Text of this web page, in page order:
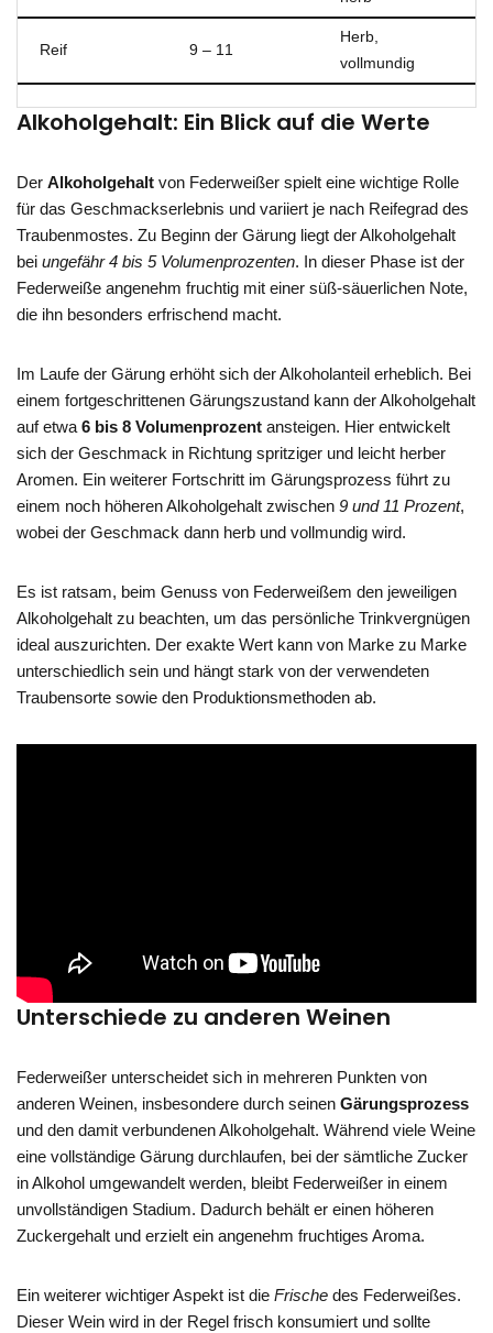
Reif 9 – 11
Herb,
vollmundig
Alkoholgehalt: Ein Blick auf die Werte
Der Alkoholgehalt von Federweißer spielt eine wichtige Rolle
für das Geschmackserlebnis und variiert je nach Reifegrad des
Traubenmostes. Zu Beginn der Gärung liegt der Alkoholgehalt
bei ungefähr 4 bis 5 Volumenprozenten. In dieser Phase ist der
Federweiße angenehm fruchtig mit einer süß-säuerlichen Note,
die ihn besonders erfrischend macht.
Im Laufe der Gärung erhöht sich der Alkoholanteil erheblich. Bei
einem fortgeschrittenen Gärungszustand kann der Alkoholgehalt
auf etwa 6 bis 8 Volumenprozent ansteigen. Hier entwickelt
sich der Geschmack in Richtung spritziger und leicht herber
Aromen. Ein weiterer Fortschritt im Gärungsprozess führt zu
einem noch höheren Alkoholgehalt zwischen 9 und 11 Prozent,
wobei der Geschmack dann herb und vollmundig wird.
Es ist ratsam, beim Genuss von Federweißem den jeweiligen
Alkoholgehalt zu beachten, um das persönliche Trinkvergnügen
ideal auszurichten. Der exakte Wert kann von Marke zu Marke
unterschiedlich sein und hängt stark von der verwendeten
Traubensorte sowie den Produktionsmethoden ab.
Unterschiede zu anderen Weinen
Federweißer unterscheidet sich in mehreren Punkten von
anderen Weinen, insbesondere durch seinen Gärungsprozess
und den damit verbundenen Alkoholgehalt. Während viele Weine
eine vollständige Gärung durchlaufen, bei der sämtliche Zucker
in Alkohol umgewandelt werden, bleibt Federweißer in einem
unvollständigen Stadium. Dadurch behält er einen höheren
Zuckergehalt und erzielt ein angenehm fruchtiges Aroma.
Ein weiterer wichtiger Aspekt ist die Frische des Federweißes.
Dieser Wein wird in der Regel frisch konsumiert und sollte